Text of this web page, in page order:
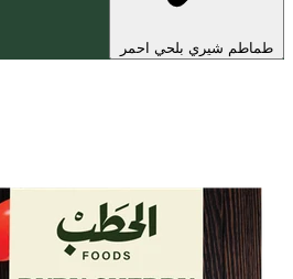
طماطم شيري بلحي احمر